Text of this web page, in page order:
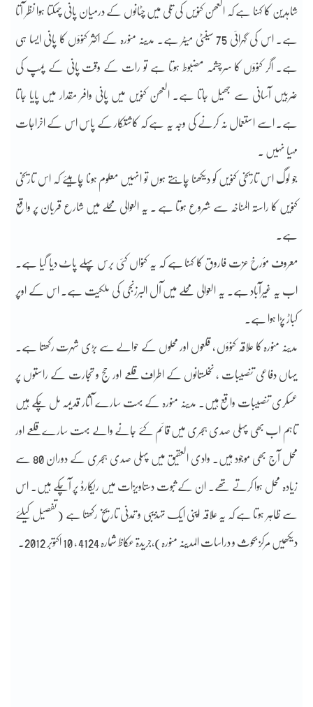
شاہدین کا کہنا ہے کہ العھن کنویں کی تلی میں چٹانوں کے درمیان پانی چمکتا ہوا نظر آتا
ہے۔ اس کی گہرائی 75 سینٹی میٹر ہے۔ مدینہ منورہ کے اکثر کنوؤں کا پانی ایسا ہی
ہے۔ اگر کنوؤں کا سرچشمہ مضبوط ہوتا ہے تو رات کے وقت پانی کے پمپ کی
ضربیں آسانی سے جھیل جاتا ہے۔ العھن کنویں میں پانی وافر مقدار میں پایا جاتا
ہے۔ اسے استعمال نہ کرنے کی وجہ یہ ہے کہ کاشتکار کے پاس اس کے اخراجات
مہیا نہیں ۔
جو لوگ اس تاریخی کنویں کو دیکھنا چاہتے ہوں تو انہیں معلوم ہونا چاہیئے کہ اس تاریخی
کنویں کا راستہ المناخہ سے شروع ہوتا ہے ۔ یہ العوالی محلے میں شارع قربان پر واقع
ہے۔
معروف مؤرخ عزت فاروق کا کہنا ہے کہ یہ کنواں کئی برس پہلے پاٹ دیا گیا ہے۔
اب یہ غیرآباد ہے۔ یہ العوالی محلے میں آل البرزنجی کی ملکیت ہے۔ اس کے اوپر
کباڑ پڑا ہوا ہے۔
مدینہ منورہ کا علاقہ کنوؤں ، قلعوں اور محلوں کے حوالے سے بڑی شہرت رکھتا ہے۔
یہاں دفاعی تنصیبات ، نخلستانوں کے اطراف قلعے اور حج و تجارت کے راستوں پر
عسکری تنصیبات واقع ہیں۔ مدینہ منورہ کے بہت سارے آثار قدیمہ مل چکے ہیں
تاہم اب بھی پہلی صدی ہجری میں قائم کئے جانے والے بہت سارے قلعے اور
محل آج بھی موجود ہیں۔ وادی العقیق میں پہلی صدی ہجری کے دوران 80 سے
زیادہ محل ہوا کرتے تھے۔ ان کے ثبوت دستاویزات میں ریکارڈ پر آچکے ہیں۔ اس
سے ظاہر ہوتا ہے کہ یہ علاقہ اپنی ایک تہذیبی و تمدنی تاریخ رکھتا ہے (تفصیل کیلئے
دیکھیں مرکز بحوث و دراسات المدینہ منورہ)،جریدۃ عکاظ شمارہ 4124 ، 10 اکتوبر 2012۔